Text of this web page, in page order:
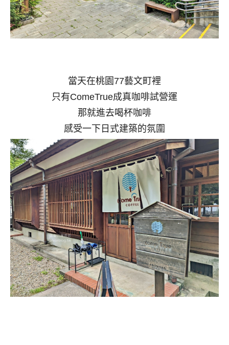
當天在桃園77藝文町裡
只有ComeTrue成真咖啡試營運
那就進去喝杯咖啡
感受一下日式建築的氛圍